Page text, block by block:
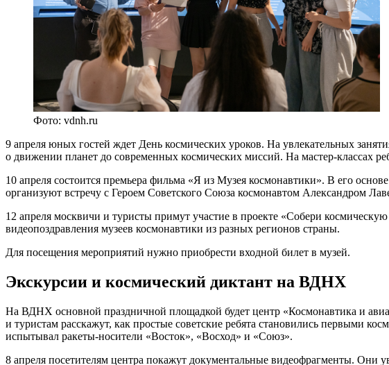
Фото: vdnh.ru
9 апреля юных гостей ждет День космических уроков. На увлекательных
о движении планет до современных космических миссий. На мастер-классах
10 апреля состоится премьера фильма «Я из Музея космонавтики». В его
организуют встречу с Героем Советского Союза космонавтом Александром
12 апреля москвичи и туристы примут участие в проекте «Собери
видеопоздравления музеев космонавтики из разных регионов страны.
Для посещения мероприятий нужно приобрести входной билет в музей.
Экскурсии и космический диктант на ВДНХ
На ВДНХ основной праздничной площадкой будет центр «Космонавтика и
и туристам расскажут, как простые советские ребята становились первыми
испытывал ракеты-носители «Восток», «Восход» и «Союз».
8 апреля посетителям центра покажут документальные видеофрагменты. Они